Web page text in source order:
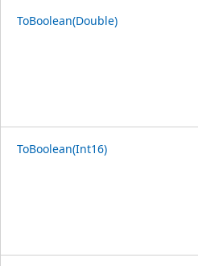
ToBoolean(Double)
ToBoolean(Int16)